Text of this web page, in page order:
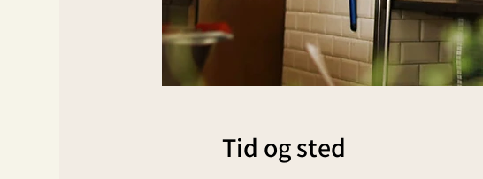
Tid og sted